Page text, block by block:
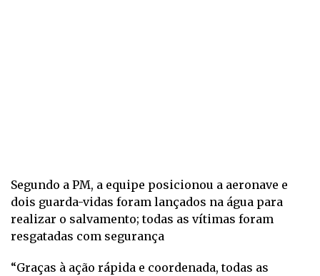
Segundo a PM, a equipe posicionou a aeronave e
dois guarda-vidas foram lançados na água para
realizar o salvamento; todas as vítimas foram
resgatadas com segurança
“Graças à ação rápida e coordenada, todas as